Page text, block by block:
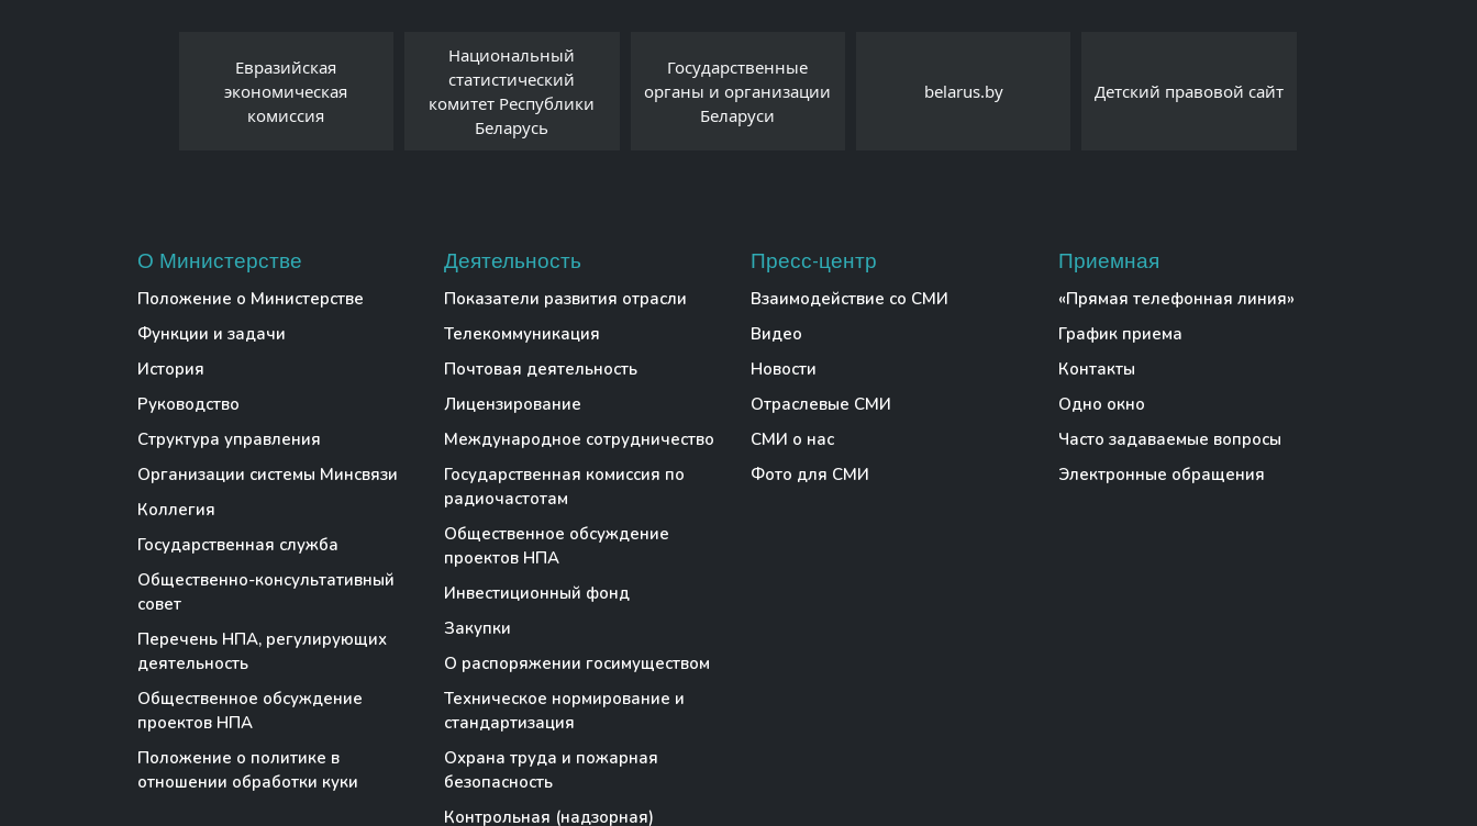
Евразийская
экономическая
комиссия
Национальный
статистический
комитет Республики
Беларусь
Государственные
органы и организации
Беларуси
belarus.by Детский правовой сайт
О Министерстве
Положение о Министерстве
Функции и задачи
История
Руководство
Структура управления
Организации системы Минсвязи
Коллегия
Государственная служба
Общественно-консультативный
совет
Перечень НПА, регулирующих
деятельность
Общественное обсуждение
проектов НПА
Положение о политике в
отношении обработки куки
Деятельность
Показатели развития отрасли
Телекоммуникация
Почтовая деятельность
Лицензирование
Международное сотрудничество
Государственная комиссия по
радиочастотам
Общественное обсуждение
проектов НПА
Инвестиционный фонд
Закупки
О распоряжении госимуществом
Техническое нормирование и
стандартизация
Охрана труда и пожарная
безопасность
Контрольная (надзорная)
Пресс-центр
Взаимодействие со СМИ
Видео
Новости
Отраслевые СМИ
СМИ о нас
Фото для СМИ
Приемная
«Прямая телефонная линия»
График приема
Контакты
Одно окно
Часто задаваемые вопросы
Электронные обращения